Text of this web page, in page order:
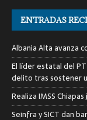
ENTRADAS
Albania Alta avanza
El líder estatal del
delito tras sostener
Realiza IMSS
Seinfra y SICT dan